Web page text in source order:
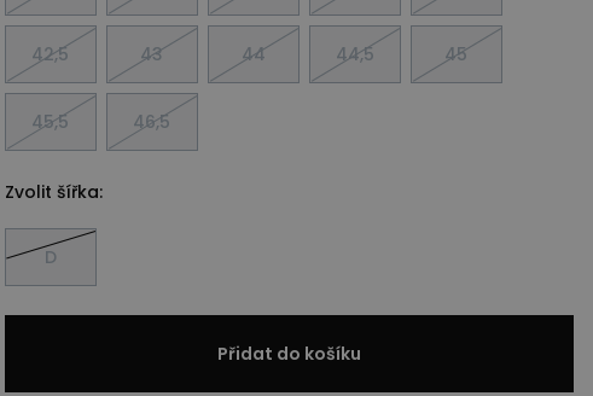
42,5 43 44 44,5 45
45,5 46,5
Zvolit šířka:
D
Přidat do košíku